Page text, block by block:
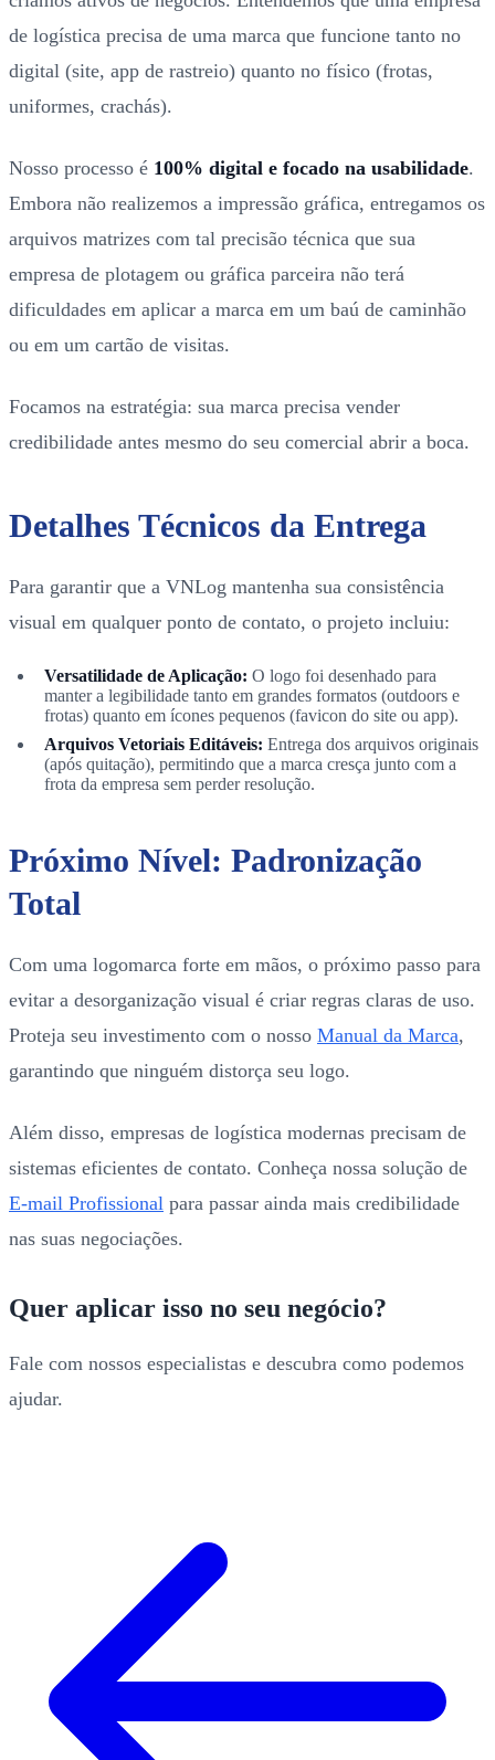
de logística precisa de uma marca que funcione tanto no
digital (site, app de rastreio) quanto no físico (frotas,
uniformes, crachás).
Nosso processo é 100% digital e focado na usabilidade.
Embora não realizemos a impressão gráfica, entregamos os
arquivos matrizes com tal precisão técnica que sua
empresa de plotagem ou gráfica parceira não terá
dificuldades em aplicar a marca em um baú de caminhão
ou em um cartão de visitas.
Focamos na estratégia: sua marca precisa vender
credibilidade antes mesmo do seu comercial abrir a boca.
Detalhes Técnicos da Entrega
Para garantir que a VNLog mantenha sua consistência
visual em qualquer ponto de contato, o projeto incluiu:
Versatilidade de Aplicação: O logo foi desenhado para
manter a legibilidade tanto em grandes formatos (outdoors e
frotas) quanto em ícones pequenos (favicon do site ou app).
Arquivos Vetoriais Editáveis: Entrega dos arquivos originais
(após quitação), permitindo que a marca cresça junto com a
frota da empresa sem perder resolução.
Próximo Nível: Padronização
Total
Com uma logomarca forte em mãos, o próximo passo para
evitar a desorganização visual é criar regras claras de uso.
Proteja seu investimento com o nosso Manual da Marca,
garantindo que ninguém distorça seu logo.
Além disso, empresas de logística modernas precisam de
sistemas eficientes de contato. Conheça nossa solução de
E-mail Profissional para passar ainda mais credibilidade
nas suas negociações.
Quer aplicar isso no seu negócio?
Fale com nossos especialistas e descubra como podemos
ajudar.